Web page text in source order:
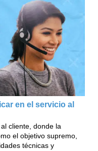
en el servicio al
cliente, donde la
el objetivo supremo,
técnicas y